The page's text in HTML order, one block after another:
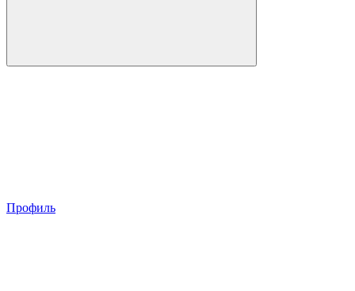
Профиль